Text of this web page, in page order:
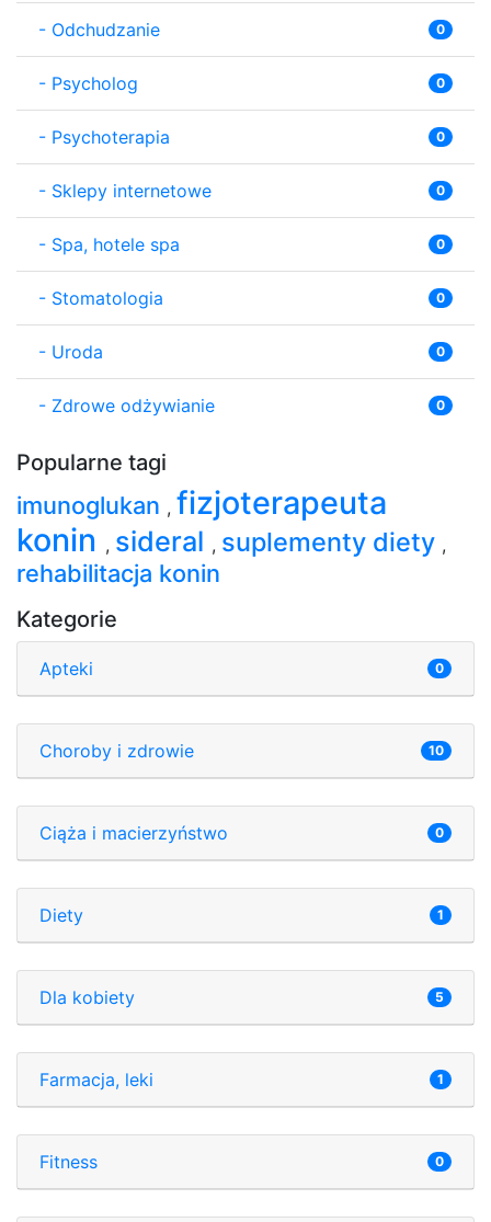
- Odchudzanie 0
- Psycholog 0
- Psychoterapia 0
- Sklepy internetowe 0
- Spa, hotele spa 0
- Stomatologia 0
- Uroda 0
- Zdrowe odżywianie 0
Popularne tagi
imunoglukan , fizjoterapeuta
konin , sideral , suplementy diety ,
rehabilitacja konin
Kategorie
Apteki 0
Choroby i zdrowie 10
Ciąża i macierzyństwo 0
Diety 1
Dla kobiety 5
Farmacja, leki 1
Fitness 0